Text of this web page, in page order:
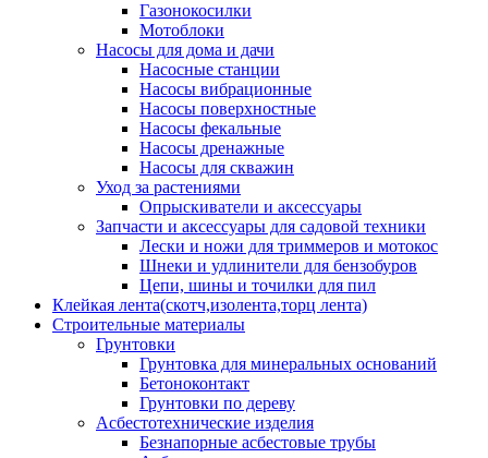
Газонокосилки
Мотоблоки
Насосы для дома и дачи
Насосные станции
Насосы вибрационные
Насосы поверхностные
Насосы фекальные
Насосы дренажные
Насосы для скважин
Уход за растениями
Опрыскиватели и аксессуары
Запчасти и аксессуары для садовой техники
Лески и ножи для триммеров и мотокос
Шнеки и удлинители для бензобуров
Цепи, шины и точилки для пил
Клейкая лента(скотч,изолента,торц лента)
Строительные материалы
Грунтовки
Грунтовка для минеральных оснований
Бетоноконтакт
Грунтовки по дереву
Асбестотехнические изделия
Безнапорные асбестовые трубы